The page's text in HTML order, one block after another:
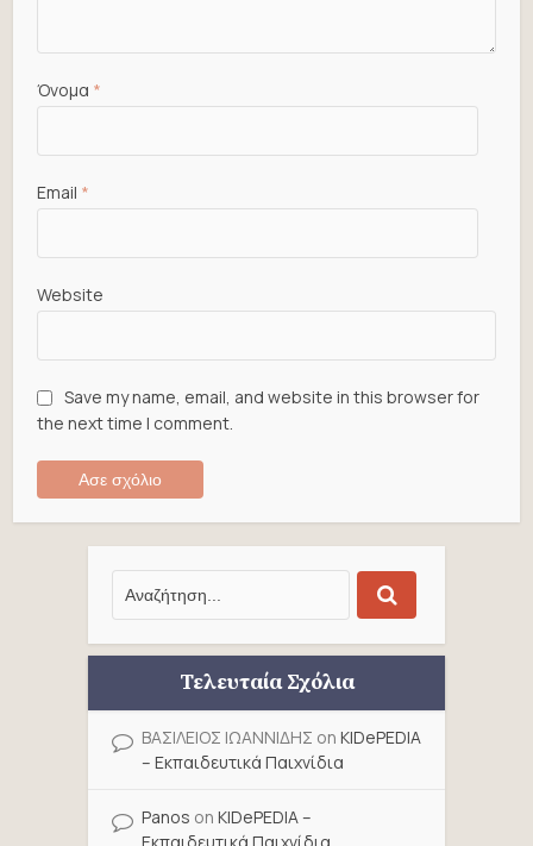
Όνομα *
Email *
Website
Save my name, email, and website in this browser for
the next time I comment.
Τελευταία Σχόλια
ΒΑΣΙΛΕΙΟΣ ΙΩΑΝΝΙΔΗΣ on KIDePEDIA
– Εκπαιδευτικά Παιχνίδια
Panos on KIDePEDIA –